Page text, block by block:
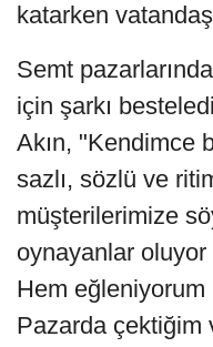
katarken
Semt
için şarkı
Akın, "Kendimce
sazlı, sözlü ve
müşterilerimize
oynayanlar
Hem
Pazarda çektiğim